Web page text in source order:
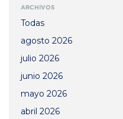
ARCHIVOS
Todas
agosto 2026
julio 2026
junio 2026
mayo 2026
abril 2026